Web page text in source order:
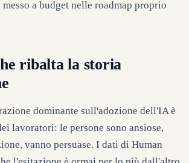
a budget nelle roadmap proprio
ribalta la storia
dominante sull'adozione dell'IA è
lavoratori: le persone sono ansiose,
vanno persuase. I dati di Human